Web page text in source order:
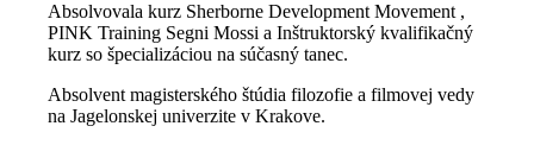
Absolvovala kurz Sherborne Development Movement ,
PINK Training Segni Mossi a Inštruktorský kvalifikačný
kurz so špecializáciou na súčasný tanec.
Absolvent magisterského štúdia filozofie a filmovej vedy
na Jagelonskej univerzite v Krakove.